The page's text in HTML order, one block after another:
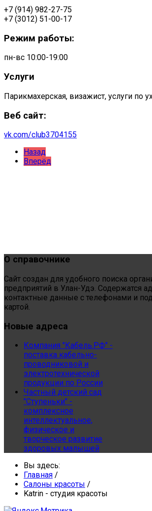
+7 (914) 982-27-75
+7 (3012) 51-00-17
Режим работы:
пн-вс 10:00-19:00
Услуги
Парикмахерская, визажист, услуги по
Веб сайт:
vk.com/club3704155
Назад
Вперёд
О справочнике
Сайт создан для удобного поиска
предприятий в Улан-Удэ. Содержатся
контактные данные с телефонами и
картой.
Новые адреса
Компания "Кабель.РФ" -
поставка кабельно-
проводниковой и
электротехнической
продукции по России
Частный детский сад
"Ступеньки" -
комплексное
интеллектуальное,
физическое и
творческое развитие
здоровых малышей
Вы здесь:
Главная /
Салоны красоты /
Katrin - студия красоты